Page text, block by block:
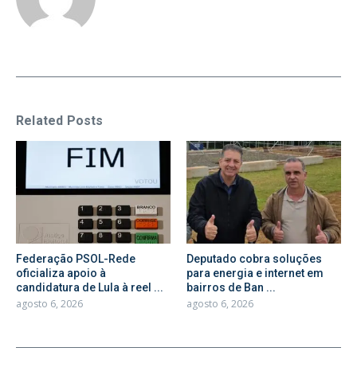
Related Posts
Federação PSOL-Rede
oficializa apoio à
candidatura de Lula à reel ...
agosto 6, 2026
Deputado cobra soluções
para energia e internet em
bairros de Ban ...
agosto 6, 2026